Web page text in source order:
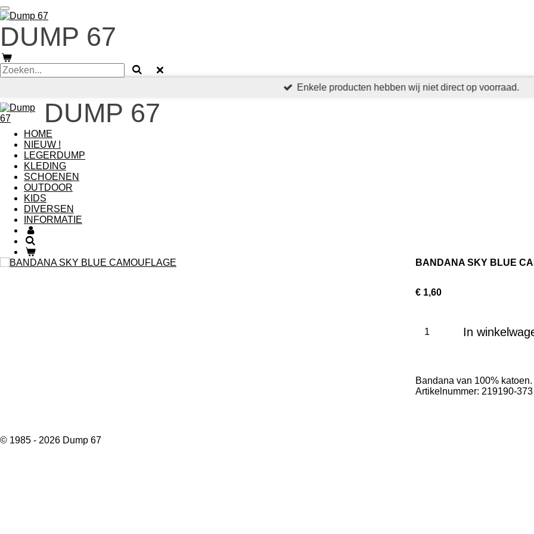
Ga
direct
naar
de
hoofdinhoud
DUMP 67
Enkele producten hebben wij niet direct op voorraad.
DUMP 67
HOME
NIEUW !
LEGERDUMP
KLEDING
SCHOENEN
OUTDOOR
KIDS
DIVERSEN
INFORMATIE
BANDANA SKY BLUE
€ 1,60
In
Bandana van 100% katoen.
Artikelnummer: 219190-373
© 1985 - 2026 Dump 67